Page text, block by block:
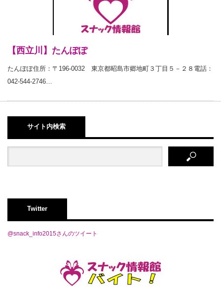
【西立川】たんぽぽ
たんぽぽ住所：〒196-0032 東京都昭島市郷地町３丁目５－２８電話：
042-544-2746…
サイト内検索
Twitter
@snack_info2015さんのツイート